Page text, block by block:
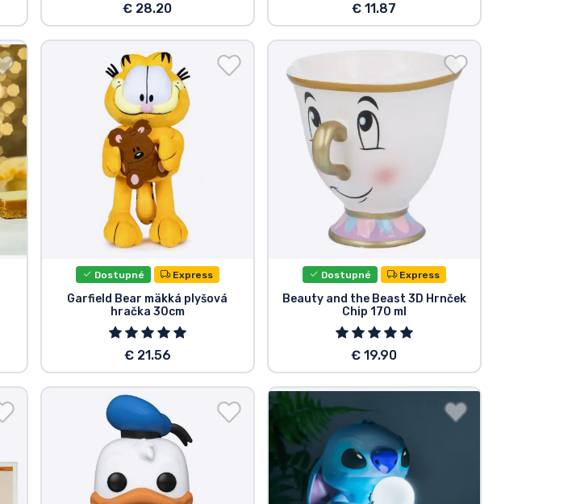
€ 28.20 € 11.87
Dostupné Express
Garfield Bear mäkká plyšová
hračka 30cm
€ 21.56
Dostupné Express
Beauty and the Beast 3D Hrnček
Chip 170 ml
€ 19.90